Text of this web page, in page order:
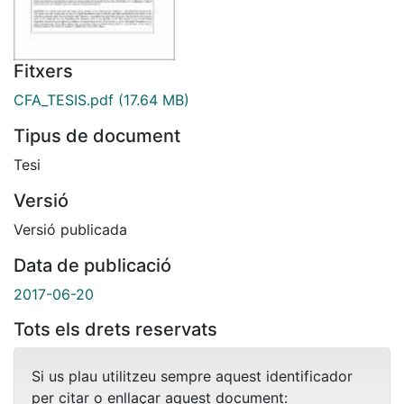
Fitxers
CFA_TESIS.pdf (17.64 MB)
Tipus de document
Tesi
Versió
Versió publicada
Data de publicació
2017-06-20
Tots els drets reservats
Si us plau utilitzeu sempre aquest identificador
per citar o enllaçar aquest document: